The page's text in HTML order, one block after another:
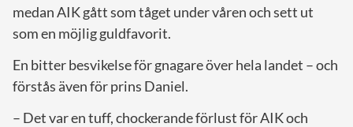
medan AIK gått som tåget under våren och sett ut
som en möjlig guldfavorit.
En bitter besvikelse för gnagare över hela landet – och
förstås även för prins Daniel.
– Det var en tuff, chockerande förlust för AIK och